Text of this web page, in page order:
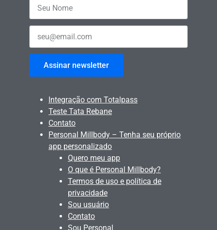
Assinar newsletter
Integração com Totalpass
Teste Tata Rebane
Contato
Personal Millbody – Tenha seu próprio
app personalizado
Quero meu app
O que é Personal Millbody?
Termos de uso e política de
privacidade
Sou usuário
Contato
Sou Personal